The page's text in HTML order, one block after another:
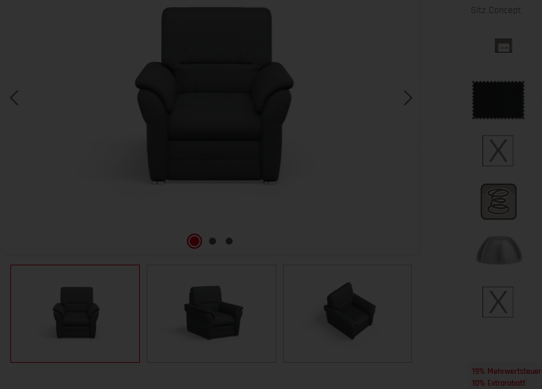
Sitz Concept
19% Mehrwertsteuer
10% Extrarabatt